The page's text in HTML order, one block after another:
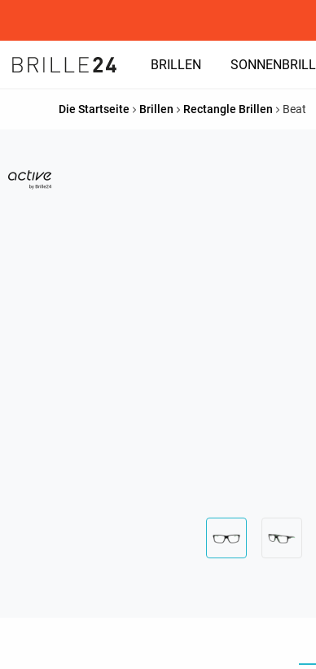
BRILLEN
Die Startseite Brillen Rectangle Brillen Beat